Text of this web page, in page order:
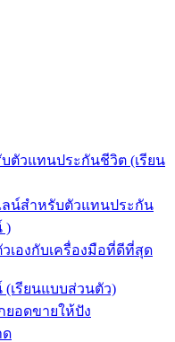
ตัวแทนประกันชีวิต (เรียน
น์สำหรับตัวแทนประกัน
)
เองกับเครื่องมือที่ดีที่สุด
เรียนแบบส่วนตัว)
ยอดขายให้ปัง
ด